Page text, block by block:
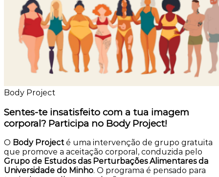
Body Project
Sentes-te insatisfeito com a tua imagem
corporal? Participa no Body Project!
O Body Project é uma intervenção de grupo gratuita
que promove a aceitação corporal, conduzida pelo
Grupo de Estudos das Perturbações Alimentares da
Universidade do Minho. O programa é pensado para